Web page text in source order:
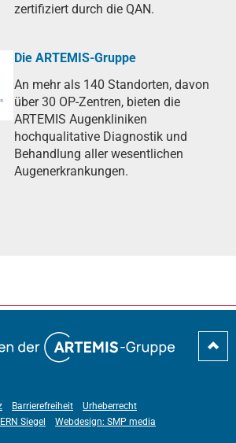
zertifiziert durch die QAN.
Die ARTEMIS-Gruppe
An mehr als 140 Standorten, davon
über 30 OP-Zentren, bieten die
ARTEMIS Augenkliniken
hochqualitative Diagnostik und
Behandlung aller wesentlichen
Augenerkrankungen.
Barrierefreiheit
Urheberrecht
Siegel Webdesign: SMP media